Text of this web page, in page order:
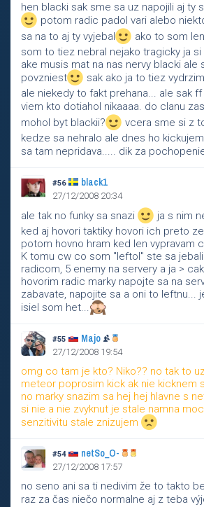
hen blacki sak sme sa uz napojili aj ty
potom radic padol vari alebo
sa na to aj ty vyjebal
ako to som
som to tiez nebral nejako tragicky ja
ake musis mat na nas nervy blacki ale
povzniest
sak ako ja to tiez
ale niekedy to fakt prehana... ale sak
viem kto dotiahol nikaaaa. do clanu zas
mohol byt blackii?
vcera sme si z
kedze sa nehralo ale dnes ho
sa tam nepridava..... dik za
#56 black1
27/12/2008 20:34
ale tak no funky sa snazi
ja s nim
ked aj hovori taktiky hovori ich preto
potom hovno hram ked len vypravam
K tomu cw co som "leftol" ste sa jebali
radicom, 5 enemy na servery a ja >
hovorim radic marky napojte sa na
zabavate, napojite sa a oni to leftnu...
isiel som het...
#55 Majo
27/12/2008 19:54
omg co tam je kto? Niko?? no tak to
meteor poprosim kick ak nie kicknem
no marky snazim sa hej hej hlavne s
si nie a nie zvyknut je stale namna
senzitivitu stale znizujem
#54 netSo_O-
27/12/2008 17:57
no seno ani sa ti nedivim že to takto
raz za čas niečo normalne aj z teba